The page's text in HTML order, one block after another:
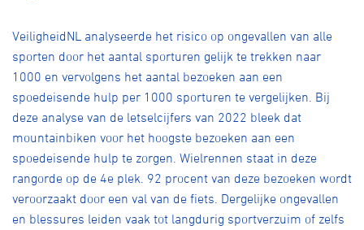
VeiligheidNL analyseerde het risico op ongevallen van alle
sporten door het aantal sporturen gelijk te trekken naar
1000 en vervolgens het aantal bezoeken aan een
spoedeisende hulp per 1000 sporturen te vergelijken. Bij
deze analyse van de letselcijfers van 2022 bleek dat
mountainbiken voor het hoogste bezoeken aan een
spoedeisende hulp te zorgen. Wielrennen staat in deze
rangorde op de 4e plek. 92 procent van deze bezoeken wordt
veroorzaakt door een val van de fiets. Dergelijke ongevallen
en blessures leiden vaak tot langdurig sportverzuim of zelfs